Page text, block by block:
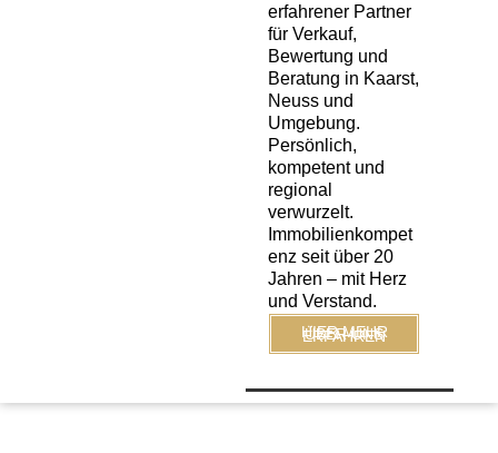
erfahrener Partner
für Verkauf,
Bewertung und
Beratung in Kaarst,
Neuss und
Umgebung.
Persönlich,
kompetent und
regional
verwurzelt.
Immobilienkompet
enz seit über 20
Jahren – mit Herz
und Verstand.
HIER MEHR ÜBER UNS ERFAHREN